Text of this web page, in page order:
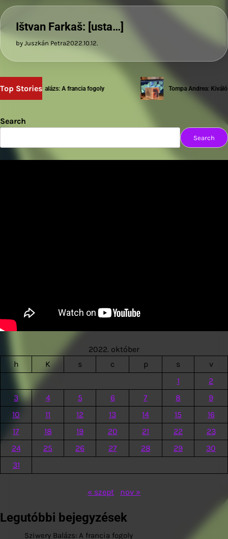
Ištvan Farkaš: [usta…]
by Juszkán Petra2022.10.12.
Top Stories
Sziwery Balázs: A francia fogoly Tompa Andrea: Kiváló
Search
Search
2022. október
h
K s c p s
v
1
2
3
4 5 6 7 8
9
10
11 12 13 14 15
16
17
18 19 20 21 22
23
24
25 26 27 28 29
30
31
« szept nov »
Legutóbbi bejegyzések
Sziwery Balázs: A francia fogoly